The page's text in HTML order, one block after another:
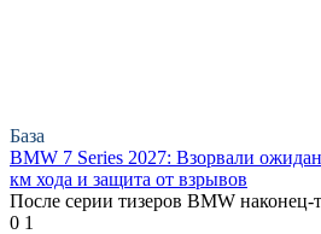
База
BMW 7 Series 2027: Взорвали
км хода и защита от взрывов
После серии тизеров BMW наконец-
0 1